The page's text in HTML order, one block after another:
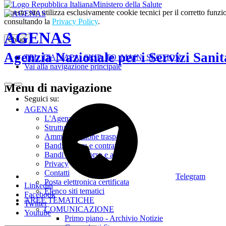
Questo sito utilizza esclusivamente cookie tecnici per il corretto
consultando la Privacy Policy.
Chiudi
TPL_ITALIAPA_SKIP_TO_MAIN_SECTION
Vai alla navigazione principale
Ministero della Salute
AGENAS
Agenzia Nazionale per i Servizi
Seguici su:
Telegram
Linkedin
Facebook
Twitter
Youtube
Menu di navigazione
AGENAS
L'Agenzia
Struttura
Amministrazione trasparente
Bandi di gara e contratti
Bandi di concorso e avvisi
Privacy
Contatti
Posta elettronica certificata
Elenco siti tematici
AREE TEMATICHE
COMUNICAZIONE
Primo piano - Archivio Notizie